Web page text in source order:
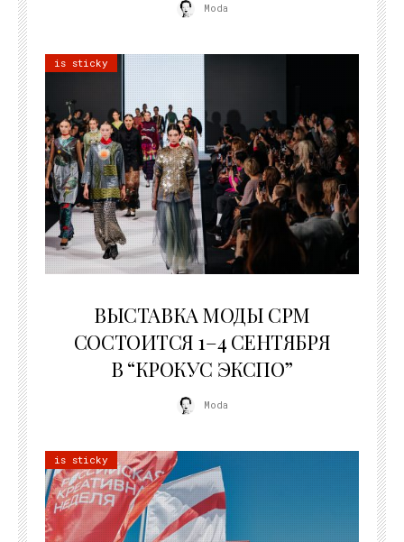
Moda
is sticky
ВЫСТАВКА МОДЫ CPM
СОСТОИТСЯ 1–4 СЕНТЯБРЯ
В “КРОКУС ЭКСПО”
Moda
is sticky